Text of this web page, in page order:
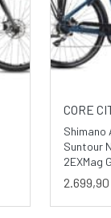
CORE
Shimano
Suntour
2EXMag